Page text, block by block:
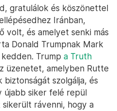
gratulálok és köszönettel
Iránban,
volt, és amelyet senki más
Donald Trumpnak Mark
Trump a Truth
üzenetet, amelyben Rutte
szolgálja, és
újabb siker felé repül
rávenni, hogy a